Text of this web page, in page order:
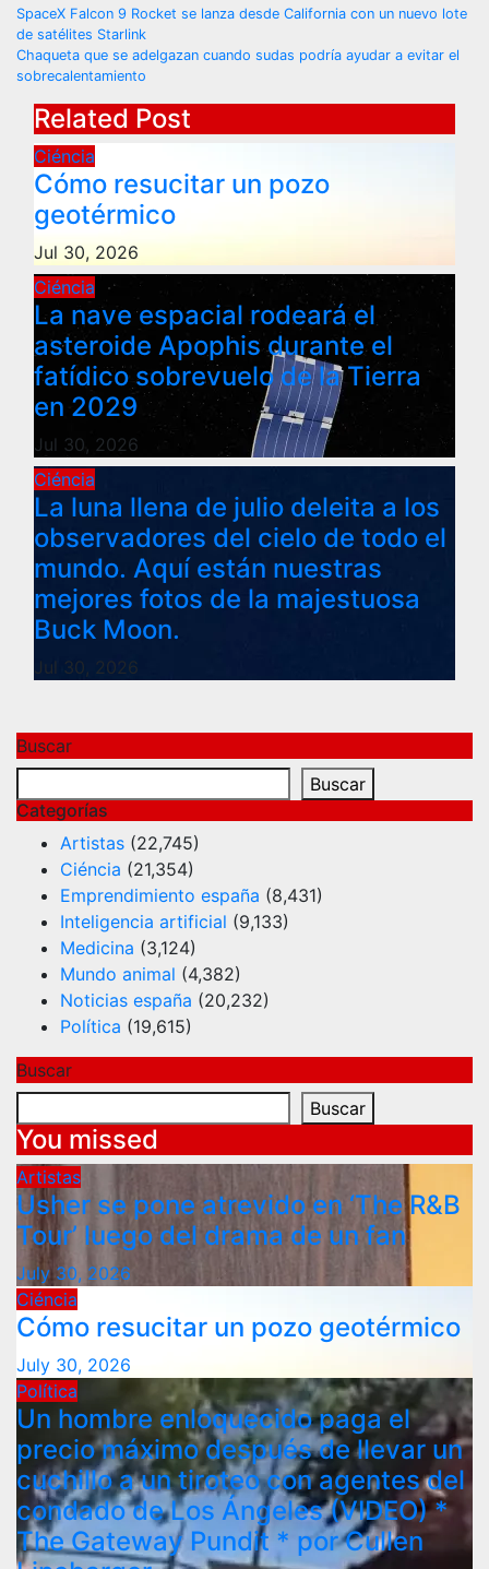
Post
navigation
SpaceX Falcon 9 Rocket se lanza desde California con un nuevo lote
de satélites Starlink
Chaqueta que se adelgazan cuando sudas podría ayudar a evitar el
sobrecalentamiento
Related Post
Ciéncia
Cómo resucitar un pozo
geotérmico
Jul 30, 2026
Ciéncia
La nave espacial rodeará el
asteroide Apophis durante el
fatídico sobrevuelo de la Tierra
en 2029
Jul 30, 2026
Ciéncia
La luna llena de julio deleita a los
observadores del cielo de todo el
mundo. Aquí están nuestras
mejores fotos de la majestuosa
Buck Moon.
Jul 30, 2026
Buscar
Buscar
Categorías
Artistas (22,745)
Ciéncia (21,354)
Emprendimiento españa (8,431)
Inteligencia artificial (9,133)
Medicina (3,124)
Mundo animal (4,382)
Noticias españa (20,232)
Política (19,615)
Buscar
Buscar
You missed
Artistas
Usher se pone atrevido en ‘The R&B
Tour’ luego del drama de un fan
July 30, 2026
Ciéncia
Cómo resucitar un pozo geotérmico
July 30, 2026
Política
Un hombre enloquecido paga el
precio máximo después de llevar un
cuchillo a un tiroteo con agentes del
condado de Los Ángeles (VIDEO) *
The Gateway Pundit * por Cullen